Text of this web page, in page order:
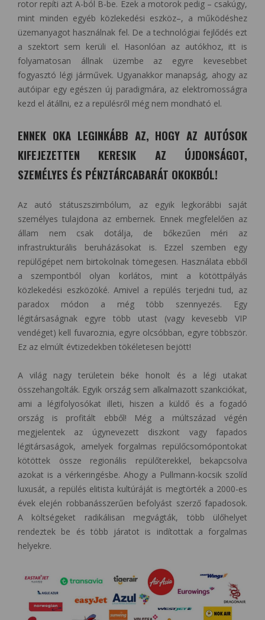
rotor repíti azt A-ból B-be. Ezek a motorok pedig – csakúgy,
mint minden egyéb közlekedési eszköz–, a működéshez
üzemanyagot használnak fel. De a technológiai fejlődés ezt
a szektort sem kerüli el. Hasonlóan az autókhoz, itt is
folyamatosan állnak üzembe az egyre kevesebbet
fogyasztó légi járművek. Ugyanakkor manapság, ahogy az
autóipar egy egészen új paradigmára, az elektromosságra
kezd el átállni, ez a repülésről még nem mondható el.
ENNEK OKA LEGINKÁBB AZ, HOGY AZ AUTÓSOK
KIFEJEZETTEN KERESIK AZ ÚJDONSÁGOT,
SZEMÉLYES ÉS PÉNZTÁRCABARÁT OKOKBÓL!
Az autó státuszszimbólum, az egyik legkorábbi saját
személyes tulajdona az embernek. Ennek megfelelően az
állam nem csak dotálja, de bőkezűen méri az
infrastrukturális beruházásokat is. Ezzel szemben egy
repülőgépet nem birtokolnak tömegesen. Használata ebből
a szempontból olyan korlátos, mint a kötöttpályás
közlekedési eszközöké. Amivel a repülés terjedni tud, az
paradox módon a még több szennyezés. Egy
légitársaságnak egyre több utast (vagy kevesebb VIP
vendéget) kell fuvaroznia, egyre olcsóbban, egyre többször.
Ez az elmúlt évtizedekben tökéletesen bejött!
A világ nagy területein béke honolt és a légi utakat
összehangolták. Egyik ország sem alkalmazott szankciókat,
ami a légifolyosókat illeti, hiszen a küldő és a fogadó
ország is profitált ebből! Még a múltszázad végén
megjelentek az úgynevezett diszkont vagy fapados
légitársaságok, amelyek forgalmas repülőcsomópontokat
kötöttek össze regionális repülőterekkel, bekapcsolva
azokat is a vérkeringésbe. Ahogy a Pullmann-kocsik szolíd
luxusát, a repülés elitista kultúráját is megtörték a 2000-es
évek elején robbanásszerűen befolyást szerző fapadosok.
A költségeket radikálisan megvágták, több ülőhelyet
rendeztek be és több járatot is indítottak a forgalmas
helyekre.